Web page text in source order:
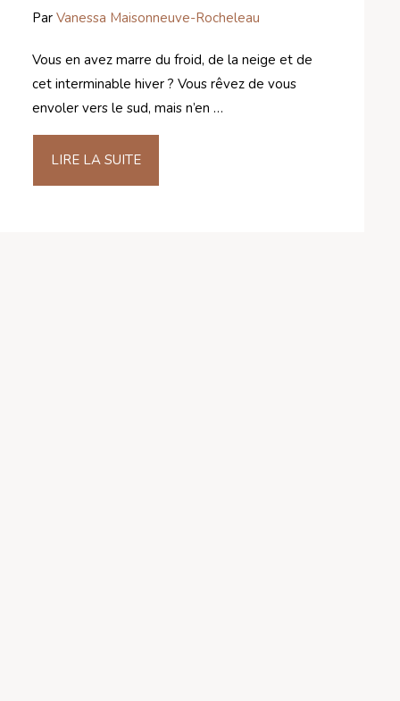
Par Vanessa Maisonneuve-Rocheleau
Vous en avez marre du froid, de la neige et de
cet interminable hiver ? Vous rêvez de vous
envoler vers le sud, mais n’en …
LIRE LA SUITE